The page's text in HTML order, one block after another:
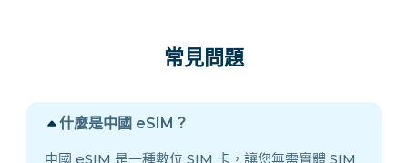
常見問題
什麼是中國 eSIM？
中國 eSIM 是一種數位 SIM 卡，讓您無需實體 SIM